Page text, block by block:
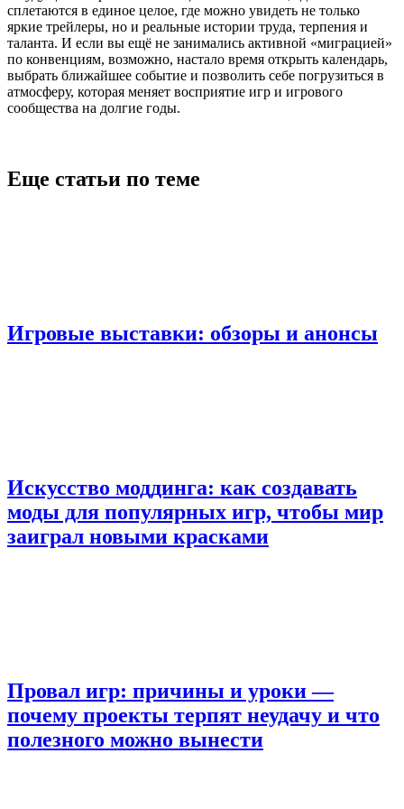
сплетаются в единое целое, где можно увидеть не только
яркие трейлеры, но и реальные истории труда, терпения и
таланта. И если вы ещё не занимались активной «миграцией»
по конвенциям, возможно, настало время открыть календарь,
выбрать ближайшее событие и позволить себе погрузиться в
атмосферу, которая меняет восприятие игр и игрового
сообщества на долгие годы.
Еще статьи по теме
Игровые выставки: обзоры и анонсы
Искусство моддинга: как создавать
моды для популярных игр, чтобы мир
заиграл новыми красками
Провал игр: причины и уроки —
почему проекты терпят неудачу и что
полезного можно вынести